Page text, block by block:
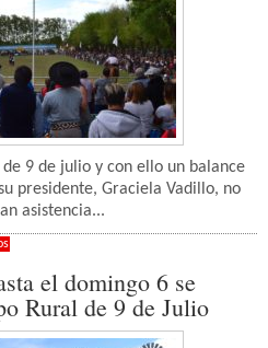
de 9 de julio y con ello un balance
presidente, Graciela Vadillo, no
asistencia...
el domingo 6 se
Rural de 9 de Julio